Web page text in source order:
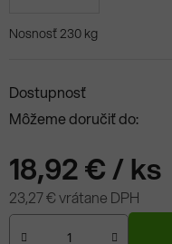
Nosnosť 230 kg
Dostupnosť
Môžeme doručiť do:
18,92 €/ ks
23,27 € vrátane DPH